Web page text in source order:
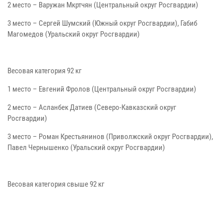
2 место – Варужан Мкртчян (Центральный округ Росгвардии)
3 место – Сергей Шумский (Южный округ Росгвардии), Габиб
Магомедов (Уральский округ Росгвардии)
Весовая категория 92 кг
1 место – Евгений Фролов (Центральный округ Росгвардии)
2 место – Асланбек Датиев (Северо-Кавказский округ
Росгвардии)
3 место – Роман Крестьянинов (Приволжский округ Росгвардии),
Павел Чернышенко (Уральский округ Росгвардии)
Весовая категория свыше 92 кг